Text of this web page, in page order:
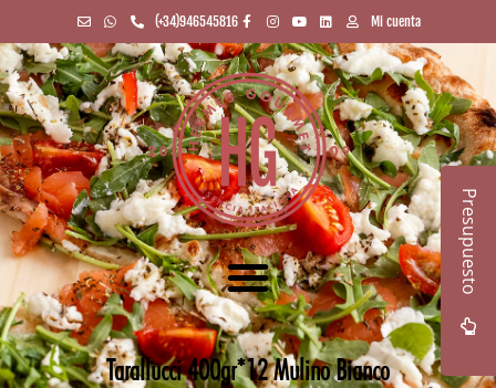
(+34)946545816 Mi cuenta
Tarallucci 400gr*12 Mulino Bianco
Presupuesto